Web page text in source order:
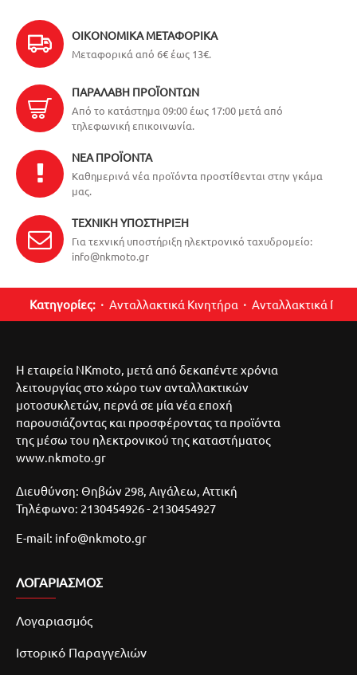
ΟΙΚΟΝΟΜΙΚΆ ΜΕΤΑΦΟΡΙΚΆ
Μεταφορικά από 6€ έως 13€.
ΠΑΡΑΛΑΒΉ ΠΡΟΪΌΝΤΩΝ
Από το κατάστημα 09:00 έως 17:00 μετά από
τηλεφωνική επικοινωνία.
ΝΈΑ ΠΡΟΪΌΝΤΑ
Καθημερινά νέα προϊόντα προστίθενται στην γκάμα
μας.
ΤΕΧΝΙΚΉ ΥΠΟΣΤΉΡΙΞΗ
Για τεχνική υποστήριξη ηλεκτρονικό ταχυδρομείο:
info@nkmoto.gr
Κατηγορίες: Ανταλλακτικά Κινητήρα Ανταλλακτικά
Η εταιρεία NKmoto, μετά από δεκαπέντε χρόνια
λειτουργίας στο χώρο των ανταλλακτικών
μοτοσυκλετών, περνά σε μία νέα εποχή
παρουσιάζοντας και προσφέροντας τα προϊόντα
της μέσω του ηλεκτρονικού της καταστήματος
www.nkmoto.gr
Διευθύνση: Θηβών 298, Αιγάλεω, Αττική
Τηλέφωνο: 2130454926 - 2130454927
E-mail: info@nkmoto.gr
ΛΟΓΑΡΙΑΣΜΌΣ
Λογαριασμός
Ιστορικό Παραγγελιών